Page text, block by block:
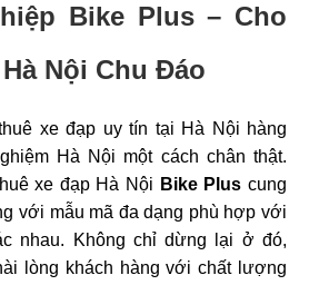
Bike Plus – Cho
Nội Chu Đáo
xe đạp uy tín tại Hà Nội hàng
Hà Nội một cách chân thật.
xe đạp Hà Nội Bike Plus cung
với mẫu mã đa dạng phù hợp với
nhau. Không chỉ dừng lại ở đó,
lòng khách hàng với chất lượng